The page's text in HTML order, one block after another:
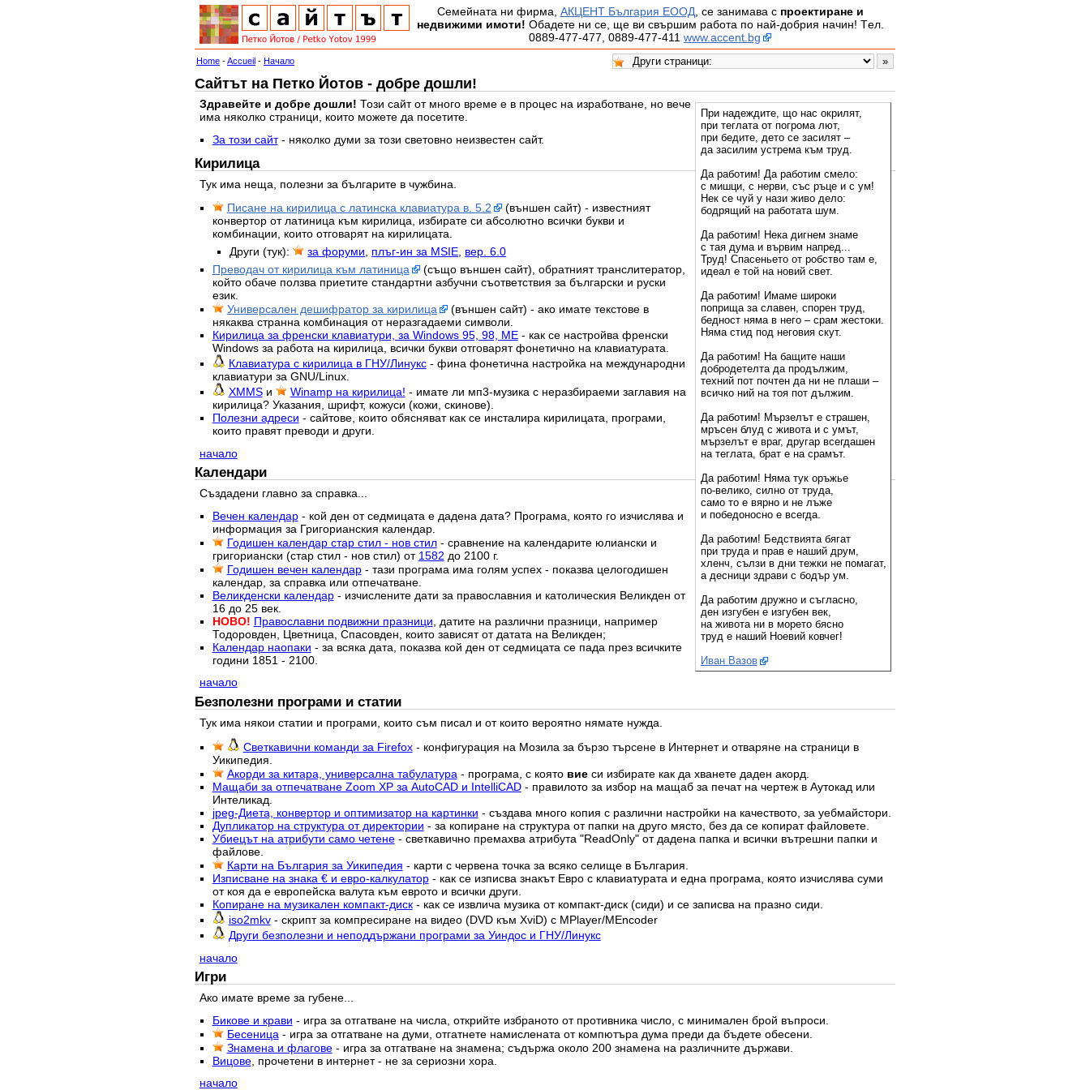
Семейната ни фирма, АКЦЕНТ България ЕООД, се занимава с проектиране и
недвижими имоти! Обадете ни се, ще ви свършим работа по най-добрия начин! Tел.
0889-477-477, 0889-477-411 www.accent.bg
Home -Accueil - Начало
Сайтът на Петко Йотов - добре дошли!
При надеждите, що нас окрилят,
при теглата от погрома лют,
при бедите, дето се засилят –
да засилим устрема към труд.
Да работим! Да работим смело:
с мишци, с нерви, със ръце и с ум!
Нек се чуй у нази живо дело:
бодрящий на работата шум.
Да работим! Нека дигнем знаме
с тая дума и вървим напред...
Труд! Спасеньето от робство там е,
идеал е той на новий свет.
Да работим! Имаме широки
поприща за славен, спорен труд,
бедност няма в него – срам жестоки.
Няма стид под неговия скут.
Да работим! На бащите наши
добродетелта да продължим,
техний пот почтен да ни не плаши –
всичко ний на тоя пот дължим.
Да работим! Мързелът е страшен,
мръсен блуд с живота и с умът,
мързелът е враг, другар всегдашен
на теглата, брат е на срамът.
Да работим! Няма тук оръжье
по-велико, силно от труда,
само то е вярно и не лъже
и победоносно е всегда.
Да работим! Бедствията бягат
при труда и прав е наший друм,
хленч, сълзи в дни тежки не помагат,
а десници здрави с бодър ум.
Да работим дружно и съгласно,
ден изгубен е изгубен век,
на живота ни в морето бясно
труд е наший Ноевий ковчег!
Иван Вазов
Здравейте и добре дошли! Този сайт от много време е в процес на изработване, но вече
има няколко страници, които можете да посетите.
За този сайт- няколко думи за този световно неизвестен сайт.
Кирилица
Тук има неща, полезни за българите в чужбина.
Писане на кирилица с латинска клавиатура в. 5.2
(външен сайт) - известният
конвертор от латиница към кирилица, избирате си абсолютно всички букви и
комбинации, които отговарят на кирилицата.
Други (тук):
за форуми, плъг-ин за MSIE, вер. 6.0
Преводач от кирилица към латиница
(също външен сайт), обратният транслитератор,
който обаче ползва приетите стандартни азбучни съответствия за български и руски
език.
Универсален дешифратор за кирилица
(външен сайт) - ако имате текстове в
някаква странна комбинация от неразгадаеми символи.
Кирилица за френски клавиатури, за Windows 95, 98, ME- как се настройва френски
Windows за работа на кирилица, всички букви отговарят фонетично на клавиатурата.
Клавиатура с кирилица в ГНУ/Линукс- фина фонетична настройка на международни
клавиатури за GNU/Linux.
XMMSи Winamp на кирилица! - имате ли мп3-музика с неразбираеми заглавия на
кирилица? Указания, шрифт, кожуси (кожи, скинове).
Полезни адреси - сайтове, които обясняват как се инсталира кирилицата, програми,
които правят преводи и други.
начало
Календари
Създадени главно за справка...
Вечен календар- кой ден от седмицата е дадена дата? Програма, която го изчислява и
информация за Григорианския календар.
Годишен календар стар стил - нов стил- сравнение на календарите юлиански и
григориански (стар стил - нов стил) от 1582 до 2100 г.
Годишен вечен календар- тази програма има голям успех - показва целогодишен
календар, за справка или отпечатване.
Великденски календар- изчислените дати за православния и католическия Великден от
16 до 25 век.
НОВО! Православни подвижни празници , датите на различни празници, например
Тодоровден, Цветница, Спасовден, които зависят от датата на Великден;
Календар наопаки - за всяка дата, показва кой ден от седмицата се пада през всичките
години 1851 - 2100.
начало
Безполезни програми и статии
Тук има някои статии и програми, които съм писал и от които вероятно нямате нужда.
Светкавични команди за Firefox- конфигурация на Мозила за бързо търсене в Интернет и отваряне на страници в
Уикипедия.
Акорди за китара, универсална табулатура- програма, с която виеси избирате как да хванете даден акорд.
Мащаби за отпечатване Zoom XP за AutoCAD и IntelliCAD- правилото за избор на мащаб за печат на чертеж в Аутокад или
Интеликад.
jpeg-Диета, конвертор и оптимизатор на картинки - създава много копия с различни настройки на качеството, за уебмайстори.
Дупликатор на структура от директории - за копиране на структура от папки на друго място, без да се копират файловете.
Убиецът на атрибути само четене- светкавично премахва атрибутa "ReadOnly" от дадена папка и всички вътрешни папки и
файлове.
Карти на България за Уикипедия - карти с червена точка за всяко селище в България.
Изписване на знака € и евро-калкулатор- как се изписва знакът Евро с клавиатурата и една програма, която изчислява суми
от коя да е европейска валута към еврото и всички други.
Копиране на музикален компакт-диск- как се извлича музика от компакт-диск (сиди) и се записва на празно сиди.
iso2mkv- скрипт за компресиране на видео (DVD към XviD) с MPlayer/MEncoder
Други безполезни и неподдържани програми за Уиндос и ГНУ/Линукс
начало
Игри
Ако имате време за губене...
Бикове и крави - игра за отгатване на числа, открийте избраното от противника число, с минимален брой въпроси.
Бесеница - игра за отгатване на думи, отгатнете намислената от компютъра дума преди да бъдете обесени.
Знамена и флагове- игра за отгатване на знамена; съдържа около 200 знамена на различните държави.
Вицове, прочетени в интернет - не за сериозни хора.
начало